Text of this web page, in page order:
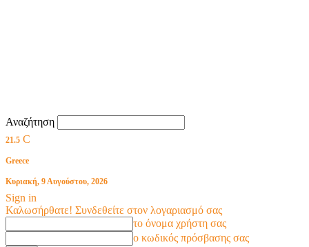
Αναζήτηση
21.5 C
Greece
Κυριακή, 9 Αυγούστου, 2026
Sign in
Καλωσήρθατε! Συνδεθείτε στον λογαριασμό σας
το όνομα χρήστη σας
ο κωδικός πρόσβασης σας